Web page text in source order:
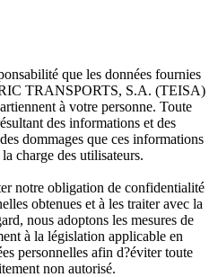
que les données fournies
TRANSPORTS, S.A. (TEISA)
à votre personne. Toute
des informations et des
dommages que ces informations
charge des utilisateurs.
notre obligation de confidentialité
obtenues et à les traiter avec la
nous adoptons les mesures de
à la législation applicable en
personnelles afin d?éviter toute
non autorisé.